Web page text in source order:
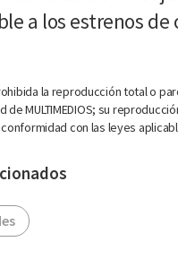
a los estrenos de
la reproducción total o
de MULTIMEDIOS; su
con las leyes